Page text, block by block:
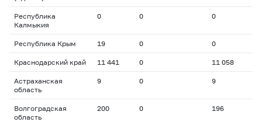
Республика
Калмыкия
0 0 0
Республика Крым 19 0 0
Краснодарский край 11 441 0 11 058
Астраханская
область
9 0 9
Волгоградская
область
200 0 196